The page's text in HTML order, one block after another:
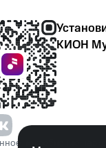
КИОН
потребление